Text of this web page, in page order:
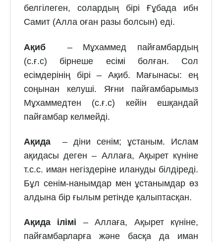
белгілеген, солардың бірі Ғұбада ибн
Самит (Алла оған разы болсын) еді.
Ақиб – Мұхаммед пайғамбардың
(с.ғ.с) бірнеше есімі болған. Сол
есімдерінің бірі – Ақиб. Мағынасы: ең
соңынан келуші. Яғни пайғамбарымыз
Мұхаммедтен (с.ғ.с) кейін ешқандай
пайғамбар келмейді.
Ақида – діни сенім; ұстаным. Ислам
ақидасы деген – Аллаға, Ақырет күніне
т.с.с. иман негіздеріне илануды білдіреді.
Бұл сенім-нанымдар мен ұстанымдар өз
алдына бір ғылым ретінде қалыптасқан.
Ақида ілімі – Аллаға, Ақырет күніне,
пайғамбарларға және басқа да иман